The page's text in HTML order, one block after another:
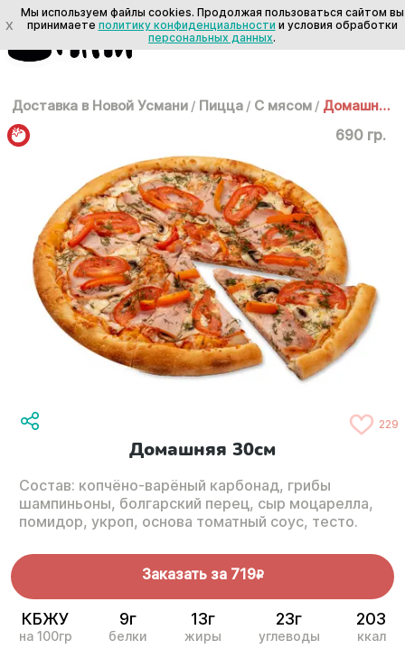
Доставка в Новой Усмани / Пицца / С мясом / Домашняя 30см
690 гр.
229
Домашняя 30см
Состав: копчёно-варёный карбонад, грибы
шампиньоны, болгарский перец, сыр моцарелла,
помидор, укроп, основа томатный соус, тесто.
Заказать за 719R
КБЖУ
на 100гр
9г
белки
13г
жиры
23г
углеводы
203
ккал
X
Мы используем файлы cookies. Продолжая пользоваться сайтом вы
принимаете политику конфиденциальности и условия обработки
персональных данных.